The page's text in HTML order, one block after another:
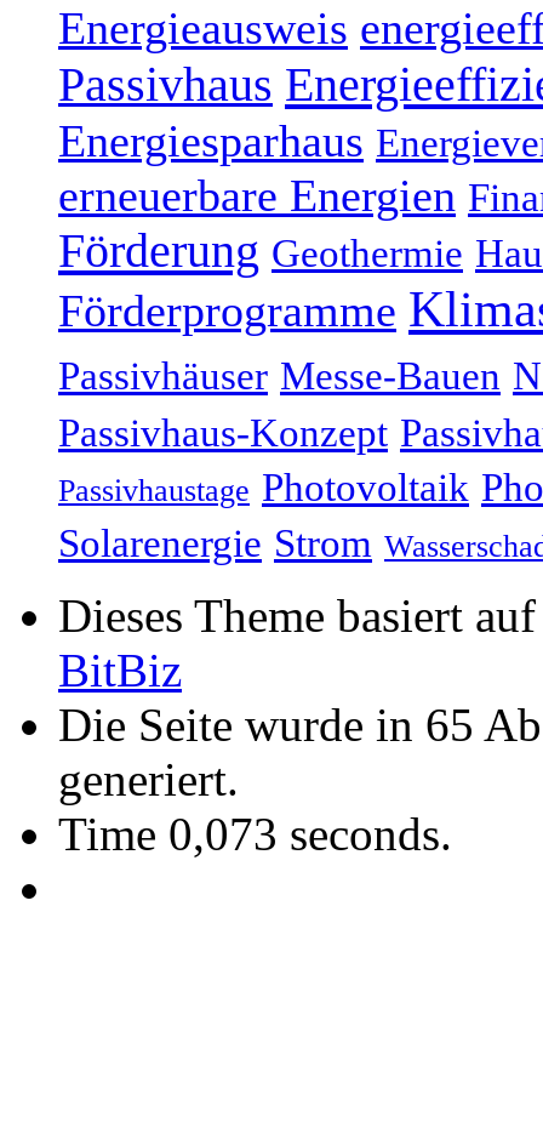
Energieausweis
Passivhaus
Energiesparhaus
erneuerbare Energien
Förderung Geothermie
Förderprogramme
Passivhäuser Messe-Bauen
Passivhaus-Konzept
Passivhaustage Photovoltaik
Solarenergie Strom
Dieses Theme basiert
BitBiz
Die Seite wurde in 65
generiert.
Time 0,073 seconds.